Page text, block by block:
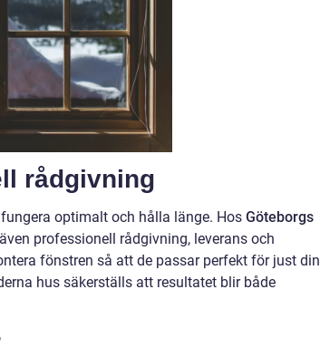
rådgivning
optimalt och hålla länge. Hos Göteborgs
professionell rådgivning, leverans och
fönstren så att de passar perfekt för just din
hus säkerställs att resultatet blir både